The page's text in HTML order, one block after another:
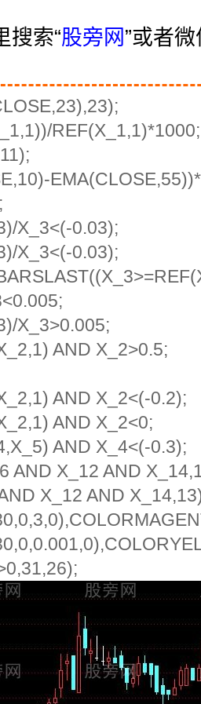
搜索“股旁网 ”或者
REF(X_1,1)*1000;
X_3<(-0.03);
X_3<(-0.03);
X_3>0.005;
AND X_2>0.5;
AND X_2<(-0.2);
AND X_2<0;
AND X_4<(-0.3);
AND X_12 AND
X_12 AND